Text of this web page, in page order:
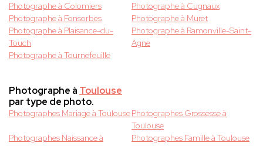
Photographe à Colomiers
Photographe à Cugnaux
Photographe à Fonsorbes
Photographe à Muret
Photographe à Plaisance-du-
Touch
Photographe à Ramonville-Saint-
Agne
Photographe à Tournefeuille
Photographe à Toulouse
par type de photo.
Photographes Mariage à ToulousePhotographes Grossesse à
Toulouse
Photographes Naissance à
Photographes Famille à Toulouse